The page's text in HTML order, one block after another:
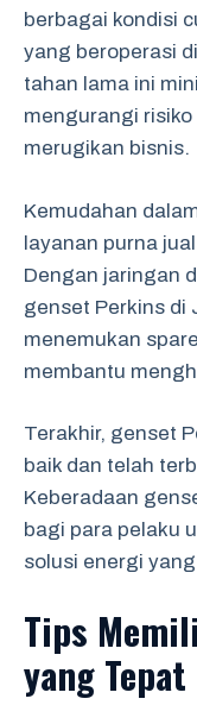
berbagai kondisi
yang beroperasi
tahan lama ini
mengurangi
merugikan bisnis.
Kemudahan
layanan purna
Dengan jaringan
genset Perkins di
menemukan
membantu
Terakhir, genset
baik dan telah
Keberadaan
bagi para pelaku
solusi energi
Tips
yang Tepat